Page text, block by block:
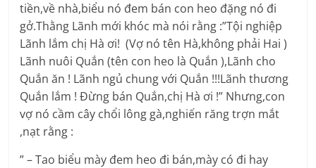
tiền,về nhà,biểu nó đem bán con heo đặng nó đi
gở.Thằng Lãnh mới khóc mà nói rằng :”Tội nghiệp
Lãnh lắm chị Hà ơi! (Vợ nó tên Hà,không phải Hai )
Lãnh nuôi Quắn (tên con heo là Quắn ),Lãnh cho
Quắn ăn ! Lãnh ngủ chung với Quắn !!!Lãnh thương
Quắn lắm ! Đừng bán Quắn,chị Hà ơi !” Nhưng,con
vợ nó cầm cây chổi lông gà,nghiến răng trợn mắt
,nạt rằng :
” – Tao biểu mày đem heo đi bán,mày có đi hay